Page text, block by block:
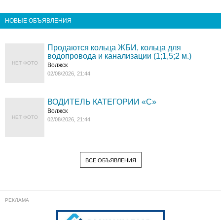
НОВЫЕ ОБЪЯВЛЕНИЯ
НЕТ ФОТО
Продаются кольца ЖБИ, кольца для
водопровода и канализации (1;1,5;2 м.)
Волжск
02/08/2026, 21:44
НЕТ ФОТО
ВОДИТЕЛЬ КАТЕГОРИИ «C»
Волжск
02/08/2026, 21:44
ВСЕ ОБЪЯВЛЕНИЯ